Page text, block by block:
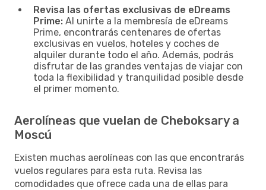
Revisa las ofertas exclusivas de eDreams
Prime: Al unirte a la membresía de eDreams
Prime, encontrarás centenares de ofertas
exclusivas en vuelos, hoteles y coches de
alquiler durante todo el año. Además, podrás
disfrutar de las grandes ventajas de viajar con
toda la flexibilidad y tranquilidad posible desde
el primer momento.
Aerolíneas que vuelan de Cheboksary a
Moscú
Existen muchas aerolíneas con las que encontrarás
vuelos regulares para esta ruta. Revisa las
comodidades que ofrece cada una de ellas para